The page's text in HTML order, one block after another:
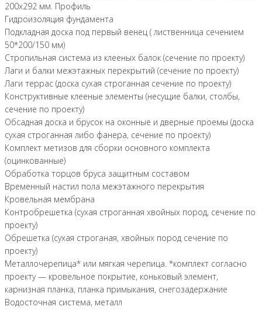
200х292 мм. Профиль
Гидроизоляция фундамента
Подкладная доска под первый венец ( лиственница сечением
50*200/150 мм)
Стропильная система из клееных балок (сечение по проекту)
Лаги и балки межэтажных перекрытий (сечение по проекту)
Лаги террас (доска сухая строганная сечение по проекту)
Конструктивные клееные элементы (несущие балки, столбы,
сечение по проекту)
Обсадная доска и брусок на оконные и дверные проемы (доска
сухая строганная либо фанера, сечение по проекту)
Комплект метизов для сборки основного комплекта
(оцинкованные)
Обработка торцов бруса защитным составом
Временный настил пола межэтажного перекрытия
Кровельная мембрана
Контробрешетка (сухая строганная хвойных пород, сечение по
проекту)
Обрешетка (сухая строганая, хвойных пород сечение по
проекту)
Металлочерепица* или мягкая черепица. *комплект согласно
проекту — кровельное покрытие, коньковый элемент,
карнизная планка, планка примыкания, снегозадержание
Водосточная система, металл